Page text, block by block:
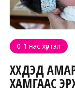
0-1 нас хүртэл
ХҮҮХДЭД
ХАМГААС